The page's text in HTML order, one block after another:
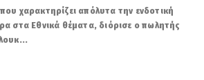
χαρακτηρίζει απόλυτα την ενδοτική
στα Εθνικά θέματα, διόρισε ο πωλητής